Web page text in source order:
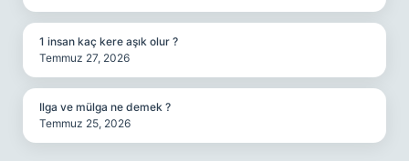
1 insan kaç kere aşık olur ?
Temmuz 27, 2026
Ilga ve mülga ne demek ?
Temmuz 25, 2026